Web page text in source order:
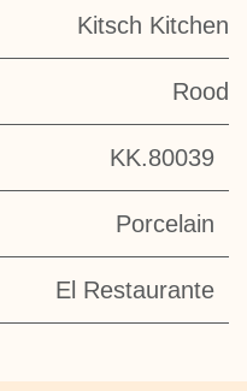
Kitsch Kitchen
Rood
KK.80039
Porcelain
El Restaurante